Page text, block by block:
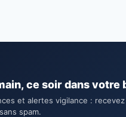
ce soir dans votre
et alertes vigilance :
spam.